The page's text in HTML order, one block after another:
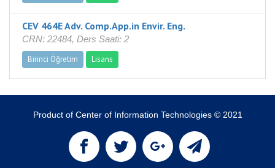
CEV 464E Adv. Comp.App.in Envir. Eng.
CRN: 22484, Ders Saati: 2
Birinci Öğretim
Lisans
Product of Center of Information Technologies © 2021